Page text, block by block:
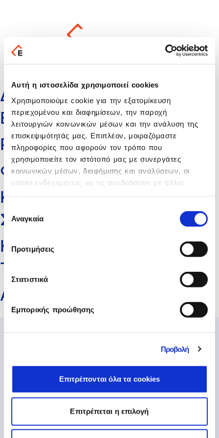
Αυτή η ιστοσελίδα χρησιμοποιεί cookies
Χρησιμοποιούμε cookie για την εξατομίκευση
περιεχομένου και διαφημίσεων, την παροχή
λειτουργιών κοινωνικών μέσων και την ανάλυση της
επισκεψιμότητάς μας. Επιπλέον, μοιραζόμαστε
πληροφορίες που αφορούν τον τρόπο που
χρησιμοποιείτε τον ιστότοπό μας με συνεργάτες
κοινωνικών μέσων, διαφήμισης και αναλύσεων, οι
οποίοι ενδεχομένως να τις συνδυάσουν με άλλες
χρήση των υπηρεσιών τους.
συγκατάθεσης
Αναγκαία
Προτιμήσεις
Στατιστικά
Εμπορικής προώθησης
Προβολή
Επιτρέπονται όλα τα cookies
Επιτρέπεται η επιλογή
Επικοινωνία
ΔΑΛΛΑΣ ΧΡ ΕΛΕΥΘΕΡΙΟΥ
ΕΜ & ΣΙΑ ΕΕ
PDC OE
ΦΩΤΗΣ ΓΕΩΡΓΙΟΣ
ΚΟΛΤΣΙΔΑΣ ΑΠΟΣΤΟΛΟΣ &
ΣΙΑ Ε.Ε. (E-SPACE)
Η ΠΥΞΙΔΑ ΤΗΣ
ΤΕΧΝΟΛΟΓΙΑΣ
ΑΛΕΞΑΝΔΡΗ ΕΛΕΝΗ